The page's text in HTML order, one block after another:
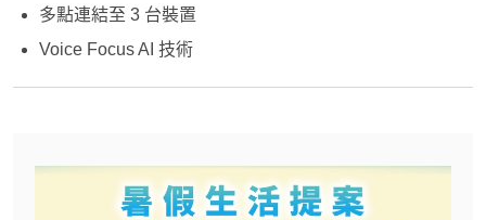
多點連結至 3 台裝置
Voice Focus AI 技術